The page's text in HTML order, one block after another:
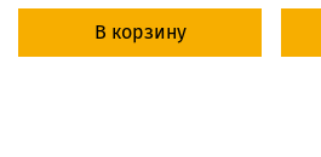
В корзину